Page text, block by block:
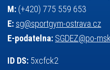
M: (+420) 775 559 653
E: sg@sportgym-ostrava.cz
E-podatelna: SGDEZ@po-
ID DS: 5xcfck2